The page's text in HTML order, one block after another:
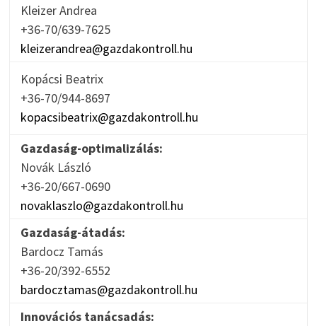
Kleizer Andrea
+36-70/639-7625
kleizerandrea@gazdakontroll.hu
Kopácsi Beatrix
+36-70/944-8697
kopacsibeatrix@gazdakontroll.hu
Gazdaság-optimalizálás:
Novák László
+36-20/667-0690
novaklaszlo@gazdakontroll.hu
Gazdaság-átadás:
Bardocz Tamás
+36-20/392-6552
bardocztamas@gazdakontroll.hu
Innovációs tanácsadás: